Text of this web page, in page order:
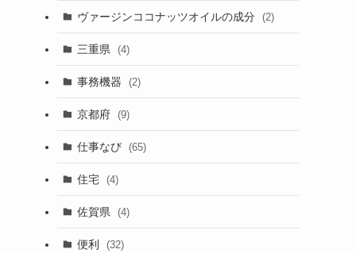
ヴァージンココナッツオイルの成分 (2)
三重県 (4)
事務機器 (2)
京都府 (9)
仕事なび (65)
住宅 (4)
佐賀県 (4)
便利 (32)